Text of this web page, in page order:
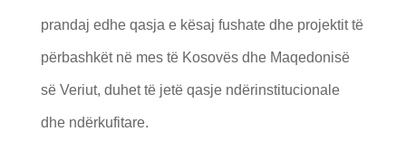
prandaj edhe qasja e kësaj fushate dhe projektit të
përbashkët në mes të Kosovës dhe Maqedonisë
së Veriut, duhet të jetë qasje ndërinstitucionale
dhe ndërkufitare.